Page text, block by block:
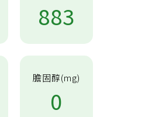
883
膽固醇(mg)
0